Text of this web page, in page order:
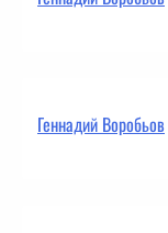
Геннадий Воробьов